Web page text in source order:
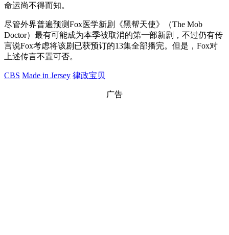
命运尚不得而知。
尽管外界普遍预测Fox医学新剧《黑帮天使》（The Mob
Doctor）最有可能成为本季被取消的第一部新剧，不过仍有传
言说Fox考虑将该剧已获预订的13集全部播完。但是，Fox对
上述传言不置可否。
CBS Made in Jersey 律政宝贝
广告